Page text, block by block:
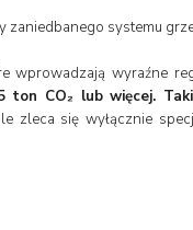
zaniedbanego systemu
wprowadzają wyraźne
ton CO₂ lub więcej.
zleca się wyłącznie